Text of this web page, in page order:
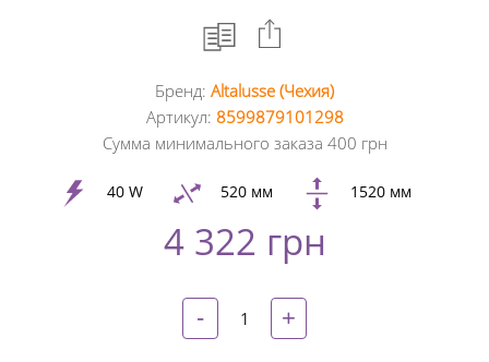
Facebook
Twitter
Pinterest
Бренд: Altalusse (Чехия)
Артикул: 8599879101298
Сумма минимального заказа 400 грн
40 W 520 мм 1520 мм
4 322 грн
- +